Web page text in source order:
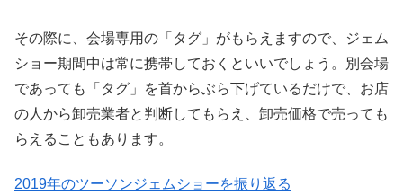
その際に、会場専用の「タグ」がもらえますので、ジェム
ショー期間中は常に携帯しておくといいでしょう。別会場
であっても「タグ」を首からぶら下げているだけで、お店
の人から卸売業者と判断してもらえ、卸売価格で売っても
らえることもあります。
2019年のツーソンジェムショーを振り返る